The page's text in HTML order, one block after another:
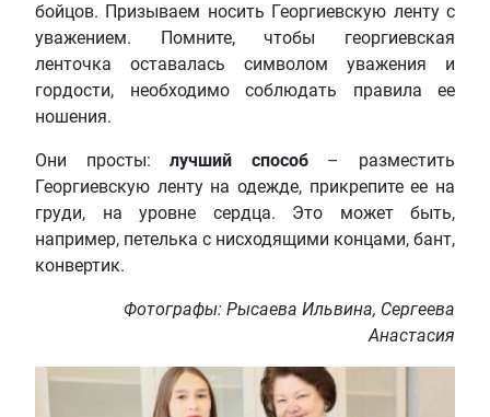
бойцов. Призываем носить Георгиевскую ленту с
уважением. Помните, чтобы георгиевская
ленточка оставалась символом уважения и
гордости, необходимо соблюдать правила ее
ношения.
Они просты:лучший способ– разместить
Георгиевскую ленту на одежде, прикрепите ее на
груди, на уровне сердца. Это может быть,
например, петелька с нисходящими концами, бант,
конвертик.
Фотографы: Рысаева Ильвина, Сергеева
Анастасия